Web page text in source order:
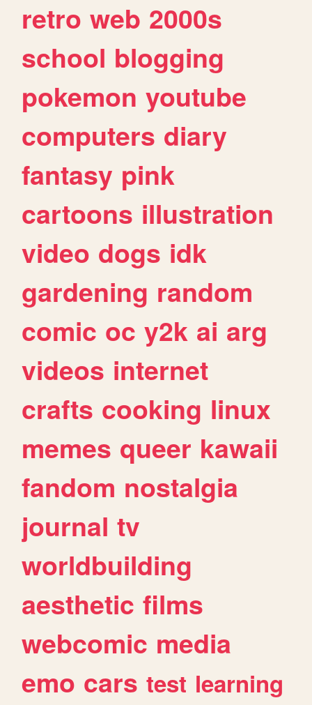
retro web 2000s
school blogging
pokemon youtube
computers diary
fantasy pink
cartoons illustration
video dogs idk
gardening random
comic oc y2k ai arg
videos internet
crafts cooking linux
memes queer kawaii
fandom nostalgia
journal tv
worldbuilding
aesthetic films
webcomic media
emo cars test learning